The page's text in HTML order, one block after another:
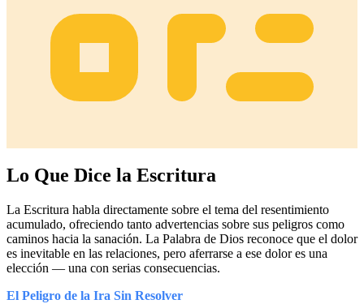
Lo Que Dice la Escritura
La Escritura habla directamente sobre el tema del resentimiento
acumulado, ofreciendo tanto advertencias sobre sus peligros como
caminos hacia la sanación. La Palabra de Dios reconoce que el dolor
es inevitable en las relaciones, pero aferrarse a ese dolor es una
elección — una con serias consecuencias.
El Peligro de la Ira Sin Resolver